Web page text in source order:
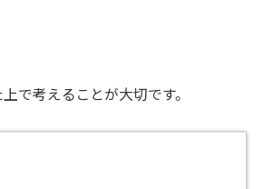
で考えることが大切です。